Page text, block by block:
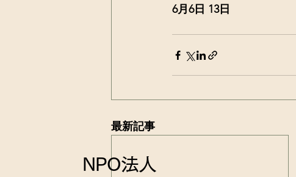
6月6日 13日
最新記事
NPO法人